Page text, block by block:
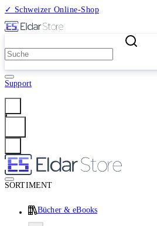
✓ Schweizer Online-Shop
Support
SORTIMENT
Bücher & eBooks